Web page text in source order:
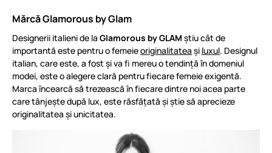
Mărcă Glamorous by Glam
Designerii italieni de la Glamorous by GLAM știu cât de
importantă este pentru o femeieoriginalitatea și luxul. Designul
italian, care este, a fost și va fi mereu o tendință în domeniul
modei, este o alegere clară pentru fiecare femeie exigentă.
Marca încearcă să trezească în fiecare dintre noi acea parte
care tânjește după lux, este răsfățată și știe să aprecieze
originalitatea și unicitatea.